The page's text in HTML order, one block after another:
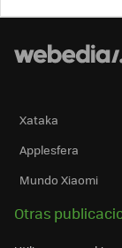
Xataka
Applesfera
Mundo Xiaomi
Otras